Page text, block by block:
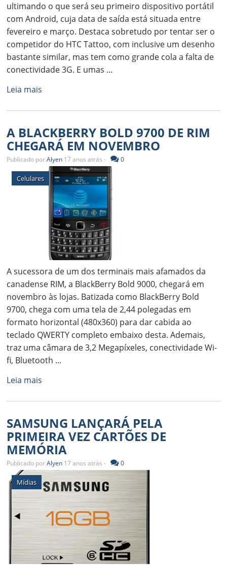
ultimando o que será seu primeiro dispositivo portátil
com Android, cuja data de saída está situada entre
fevereiro e março. Destaca sobretudo por tentar ser o
competidor do HTC Tattoo, com inclusive um desenho
bastante similar, mas tem como grande cola a falta de
conectividade 3G. E umas ...
Leia mais
A BLACKBERRY BOLD 9700 DE RIM
CHEGARÁ EM NOVEMBRO
Publicado porAlyen 17 anos atrás - 0
Celulares
A sucessora de um dos terminais mais afamados da
canadense RIM, a BlackBerry Bold 9000, chegará em
novembro às lojas. Batizada como BlackBerry Bold
9700, chega com uma tela de 2,44 polegadas em
formato horizontal (480x360) para dar cabida ao
teclado QWERTY completo embaixo desta. Ademais,
traz uma câmara de 3,2 Megapíxeles, conectividade Wi-
fi, Bluetooth ...
Leia mais
SAMSUNG LANÇARÁ PELA
PRIMEIRA VEZ CARTÕES DE
MEMÓRIA
Publicado porAlyen 17 anos atrás - 0
Mídias